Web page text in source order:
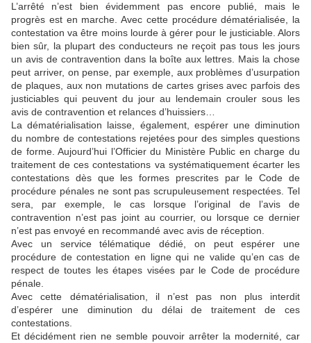
L’arrêté n’est bien évidemment pas encore publié, mais le
progrès est en marche. Avec cette procédure dématérialisée, la
contestation va être moins lourde à gérer pour le justiciable. Alors
bien sûr, la plupart des conducteurs ne reçoit pas tous les jours
un avis de contravention dans la boîte aux lettres. Mais la chose
peut arriver, on pense, par exemple, aux problèmes d’usurpation
de plaques, aux non mutations de cartes grises avec parfois des
justiciables qui peuvent du jour au lendemain crouler sous les
avis de contravention et relances d’huissiers…
La dématérialisation laisse, également, espérer une diminution
du nombre de contestations rejetées pour des simples questions
de forme. Aujourd’hui l’Officier du Ministère Public en charge du
traitement de ces contestations va systématiquement écarter les
contestations dès que les formes prescrites par le Code de
procédure pénales ne sont pas scrupuleusement respectées. Tel
sera, par exemple, le cas lorsque l’original de l’avis de
contravention n’est pas joint au courrier, ou lorsque ce dernier
n’est pas envoyé en recommandé avec avis de réception.
Avec un service télématique dédié, on peut espérer une
procédure de contestation en ligne qui ne valide qu’en cas de
respect de toutes les étapes visées par le Code de procédure
pénale.
Avec cette dématérialisation, il n’est pas non plus interdit
d’espérer une diminution du délai de traitement de ces
contestations.
Et décidément rien ne semble pouvoir arrêter la modernité, car